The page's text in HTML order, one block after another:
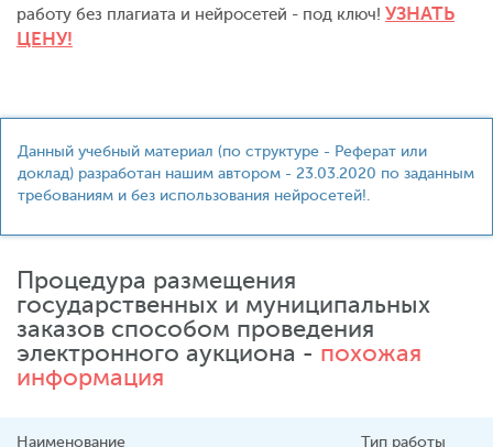
работу без плагиата и нейросетей - под ключ! УЗНАТЬ
ЦЕНУ!
Данный учебный материал (по структуре - Реферат или
доклад) разработан нашим автором - 23.03.2020 по заданным
требованиям и без использования нейросетей!.
Процедура размещения
государственных и муниципальных
заказов способом проведения
электронного аукциона - похожая
информация
Наименование Тип работы